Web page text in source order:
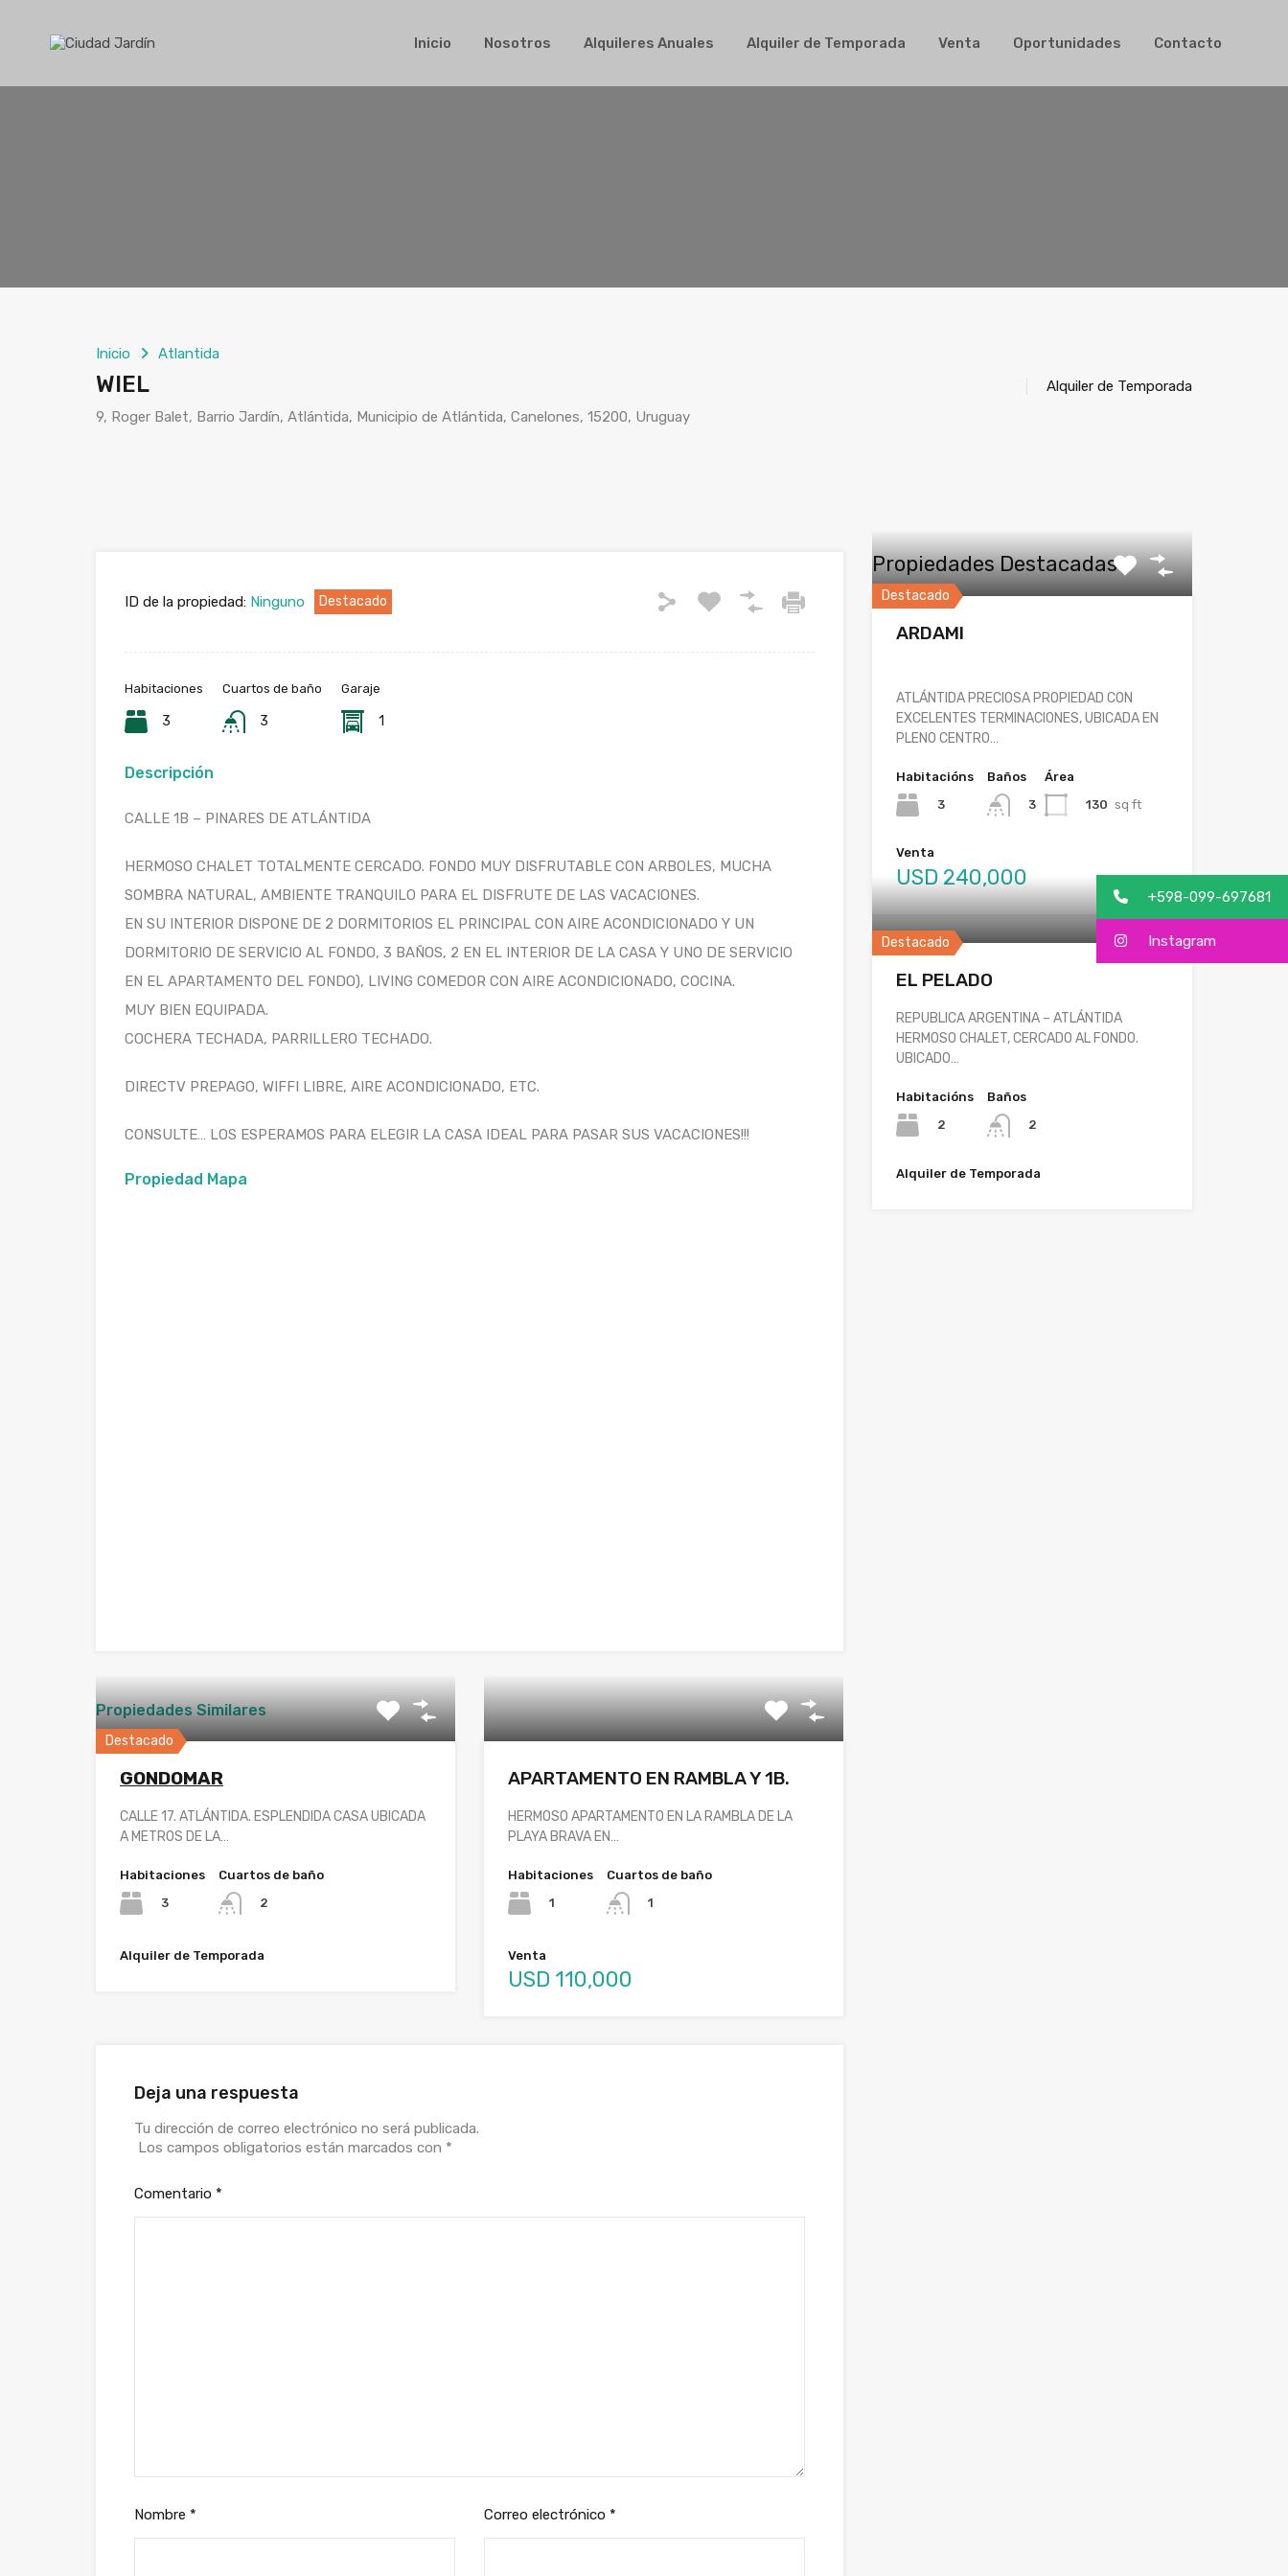
Inicio Nosotros Alquileres Anuales Alquiler de Temporada Venta Oportunidades Contacto
Inicio Nosotros Alquileres Anuales Alquiler de Temporada Venta Oportunidades Contacto
Inicio Atlantida
WIEL
9, Roger Balet, Barrio Jardín, Atlántida, Municipio de Atlántida, Canelones, 15200, Uruguay
Alquiler de Temporada
ID de la propiedad: Ninguno Destacado
Habitaciones
3
Cuartos de baño
3
Garaje
1
Descripción
CALLE 1B – PINARES DE ATLÁNTIDA
HERMOSO CHALET TOTALMENTE CERCADO. FONDO MUY DISFRUTABLE CON ARBOLES, MUCHA
SOMBRA NATURAL, AMBIENTE TRANQUILO PARA EL DISFRUTE DE LAS VACACIONES.
EN SU INTERIOR DISPONE DE 2 DORMITORIOS EL PRINCIPAL CON AIRE ACONDICIONADO Y UN
DORMITORIO DE SERVICIO AL FONDO, 3 BAÑOS, 2 EN EL INTERIOR DE LA CASA Y UNO DE SERVICIO
EN EL APARTAMENTO DEL FONDO), LIVING COMEDOR CON AIRE ACONDICIONADO, COCINA.
MUY BIEN EQUIPADA.
COCHERA TECHADA, PARRILLERO TECHADO.
DIRECTV PREPAGO, WIFFI LIBRE, AIRE ACONDICIONADO, ETC.
CONSULTE… LOS ESPERAMOS PARA ELEGIR LA CASA IDEAL PARA PASAR SUS VACACIONES!!!
Propiedad Mapa
Propiedades Similares
Destacado
GONDOMAR
CALLE 17. ATLÁNTIDA. ESPLENDIDA CASA UBICADA
A METROS DE LA…
Habitaciones
3
Cuartos de baño
2
Alquiler de Temporada
APARTAMENTO EN RAMBLA Y 1B.
HERMOSO APARTAMENTO EN LA RAMBLA DE LA
PLAYA BRAVA EN…
Habitaciones
1
Cuartos de baño
1
Venta
USD 110,000
Deja una respuesta
Tu dirección de correo electrónico no será publicada.
Los campos obligatorios están marcados con *
Comentario *
Nombre * Correo electrónico *
Propiedades Destacadas
Destacado
ARDAMI
ATLÁNTIDA PRECIOSA PROPIEDAD CON
EXCELENTES TERMINACIONES, UBICADA EN
PLENO CENTRO…
Habitacións
3
Baños
3
Área
130 sq ft
Venta
USD 240,000
Destacado
EL PELADO
REPUBLICA ARGENTINA – ATLÁNTIDA
HERMOSO CHALET, CERCADO AL FONDO.
UBICADO…
Habitacións
2
Baños
2
Alquiler de Temporada
+598-099-697681
Instagram